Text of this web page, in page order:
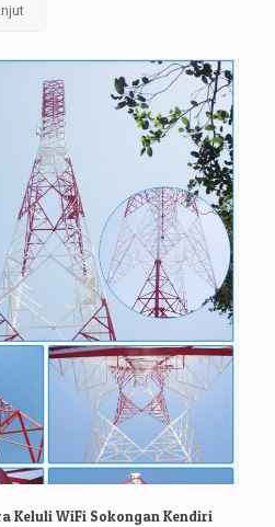
Keluli WiFi Sokongan Kendiri